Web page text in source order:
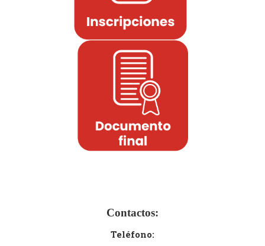
Contactos:
Teléfono: